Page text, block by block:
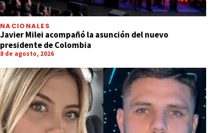
NACIONALES
Javier Milei acompañó la asunción del nuevo
presidente de Colombia
8 de agosto, 2026